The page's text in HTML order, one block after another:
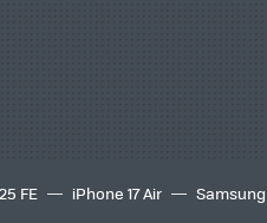
FE iPhone 17 Air Samsung